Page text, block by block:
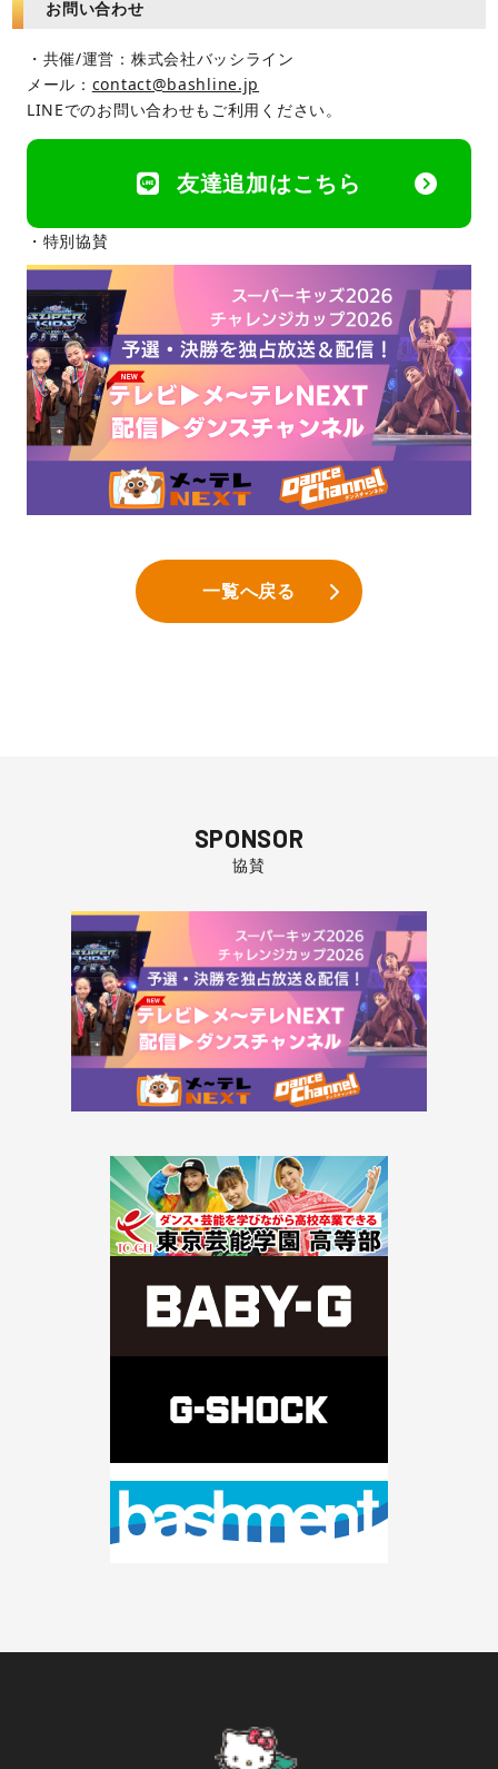
お問い合わせ
・共催/運営：株式会社バッシライン
メール： contact@bashline.jp
LINEでのお問い合わせもご利用ください。
友達追加はこちら
・特別協賛
一覧へ戻る
SPONSOR
協賛